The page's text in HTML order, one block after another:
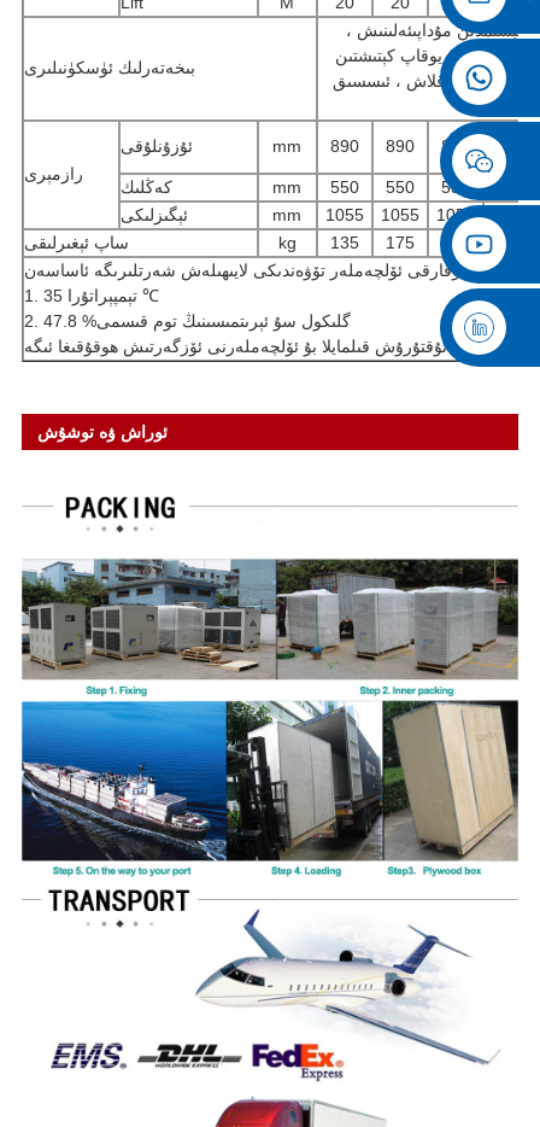
بىخەتەرلىك ئۈسكۈنىلىرى
مۇداپىئەلىنىش ،
/ باسقۇچ يوقاپ كېتىشتىن
مۇزلاشتىن ساقلاش ، ئىسسىق
رازمېرى
ئۇزۇنلۇقى mm 890 890 890 1300
كەڭلىك mm 550 550 550
680
ئېگىزلىكى
mm 1055 1055 1055
ساپ ئېغىرلىقى
kg 135 175 210
310
يۇقارقى ئۆلچەملەر تۆۋەندىكى لايىھىلەش شەرتلىرىگە ئاساسەن:
1. تېمپېراتۇرا 35 ℃
2. گلىكول سۇ ئېرىتمىسىنىڭ توم قىسمى% 47.8
تېخىمۇ كۆپ ئۇقتۇرۇش قىلمايلا بۇ ئۆلچەملەرنى ئۆزگەرتىش ھوقۇقىغا ئىگە
ئوراش ۋە توشۇش